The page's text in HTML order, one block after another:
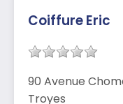
Coiffure Eric
90 Avenue
Troyes